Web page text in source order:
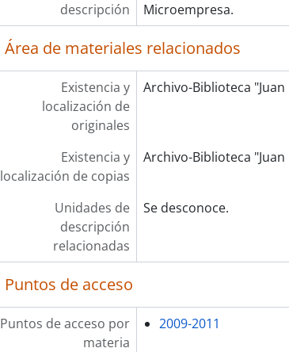
descripción
Microempresa.
Área de materiales relacionados
Existencia y
localización de
originales
Archivo-Biblioteca
Existencia y
localización de copias
Archivo-Biblioteca
Unidades de
descripción
relacionadas
Se desconoce.
Puntos de acceso
Puntos de acceso por
materia
2009-2011